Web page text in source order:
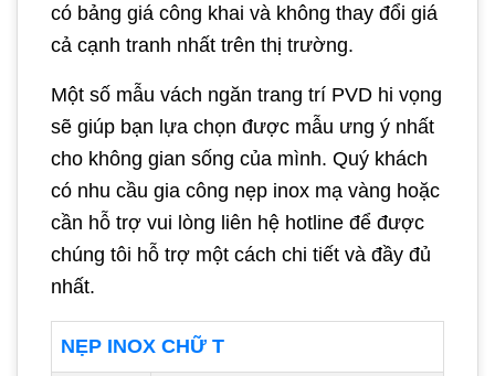
có bảng giá công khai và không thay đổi giá
cả cạnh tranh nhất trên thị trường.
Một số mẫu vách ngăn trang trí PVD hi vọng
sẽ giúp bạn lựa chọn được mẫu ưng ý nhất
cho không gian sống của mình. Quý khách
có nhu cầu gia công nẹp inox mạ vàng hoặc
cần hỗ trợ vui lòng liên hệ hotline để được
chúng tôi hỗ trợ một cách chi tiết và đầy đủ
nhất.
NẸP INOX CHỮ T